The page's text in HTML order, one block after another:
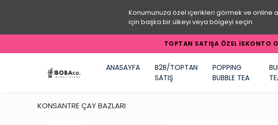
Konumunuza özel içerikleri görmek ve online
için başka bir ülkeyi veya bölgeyi seçin.
TOPTAN SATIŞA ÖZEL İSKONTO
ANASAYFA
B2B/TOPTAN
SATIŞ
POPPING
BUBBLE TEA
KONSANTRE ÇAY BAZLARI